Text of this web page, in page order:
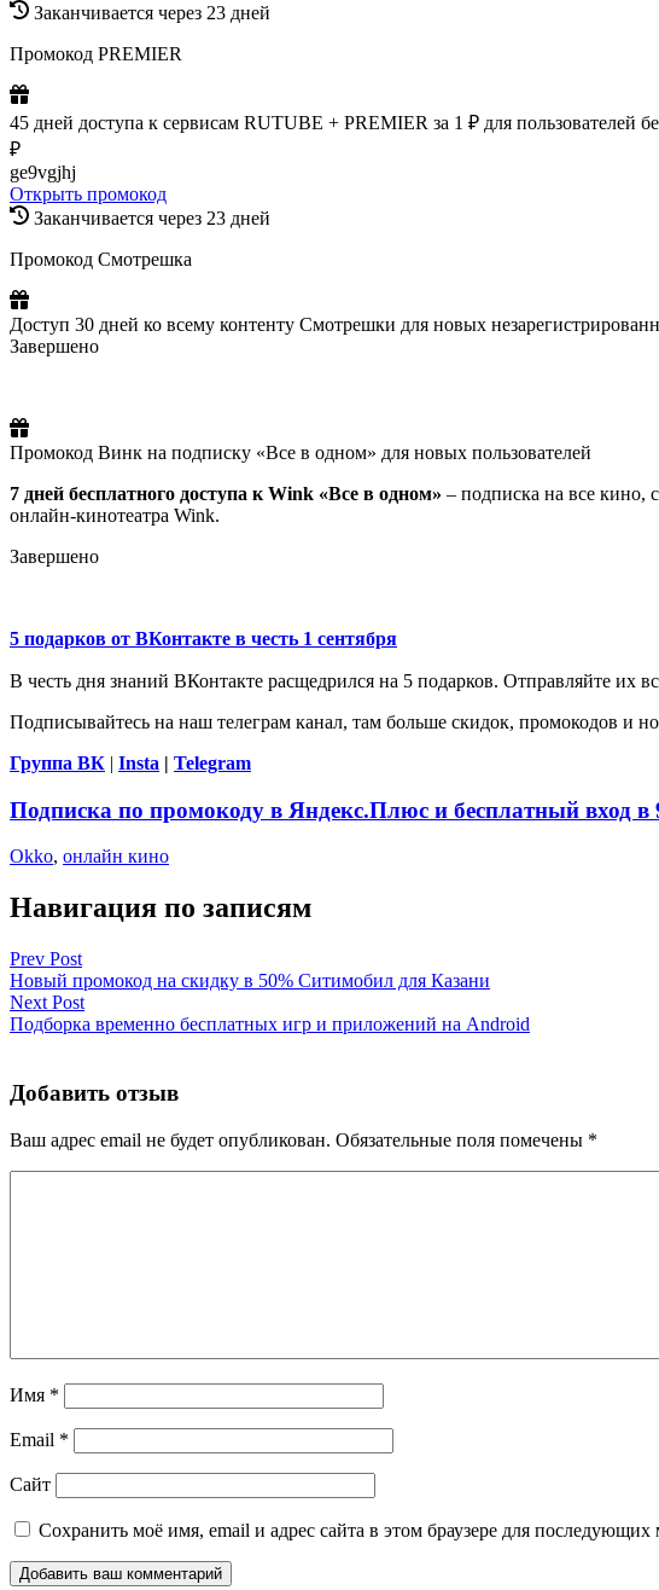
Заканчивается через 23 дней
Промокод PREMIER
45 дней доступа к сервисам RUTUBE + PREMIER за 1 ₽ для пользователей
₽
ge9vgjhj
Открыть промокод
Заканчивается через 23 дней
Промокод Смотрешка
Доступ 30 дней ко всему контенту Смотрешки для новых
Завершено
Промокод Винк на подписку «Все в одном» для новых пользователей
7 дней бесплатного доступа к Wink «Все в одном» – подписка на все кино,
онлайн-кинотеатра Wink.
Завершено
5 подарков от ВКонтакте в честь 1 сентября
В честь дня знаний ВКонтакте расщедрился на 5 подарков. Отправляйте их
Подписывайтесь на наш телеграм канал, там больше скидок, промокодов и
Группа ВК | Insta | Telegram
Подписка по промокоду в Яндекс.Плюс и бесплатный вход
Okko, онлайн кино
Навигация по записям
Prev Post
Новый промокод на скидку в 50% Ситимобил для Казани
Next Post
Подборка временно бесплатных игр и приложений на Android
Добавить отзыв
Ваш адрес email не будет опубликован. Обязательные поля помечены *
Имя *
Email *
Сайт
Сохранить моё имя, email и адрес сайта в этом браузере для